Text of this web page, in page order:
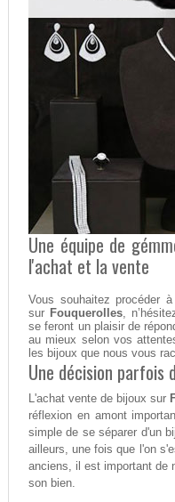
Une équipe de
l'achat et la vente
Vous souhaitez procéder
sur Fouquerolles,
se feront un plaisir de
au mieux selon vos
les bijoux que nous vous
Une décision parfois
L'achat vente de bijoux sur
réflexion en amont
simple de se séparer d'un
ailleurs, une fois que l'on
anciens, il est important de
son bien.